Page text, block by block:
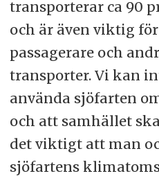
transporterar ca 90
och är även viktig
passagerare och
transporter. Vi kan
använda sjöfarten
och att samhället
det viktigt att man
sjöfartens